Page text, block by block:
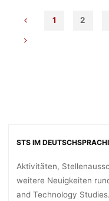
Biopolitics
27-
Universität
Freiburg,
Deadline:
1 2
STS IM
Aktivitäten,
weitere Neuigkeiten
and Technology Studies.